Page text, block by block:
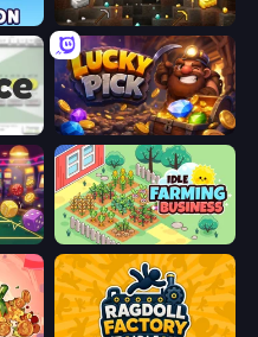
Cubidle
Lucky Pick
Idle Farming Business